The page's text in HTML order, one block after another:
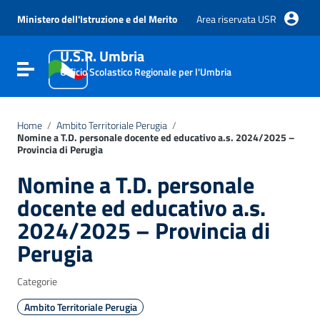
Vai al menu di navigazione
Vai al footer
Ministero dell'Istruzione e del Merito Area riservata USR
Attiva / disattiva la navigazione
U.S.R. Umbria
Ufficio Scolastico Regionale per l'Umbria
Home / Ambito Territoriale Perugia /
Nomine a T.D. personale docente ed educativo a.s. 2024/2025 –
Provincia di Perugia
Nomine a T.D. personale
docente ed educativo a.s.
2024/2025 – Provincia di
Perugia
Categorie
Ambito Territoriale Perugia